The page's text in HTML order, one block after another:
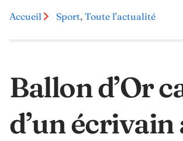
Accueil Sport, Toute l'actualité
Ballon d’Or
d’un écrivain